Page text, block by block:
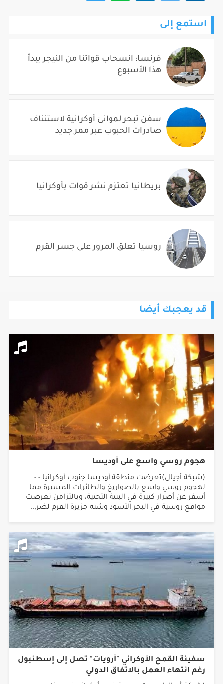
استمع إلى
فرنسا: انسحاب قواتنا من النيجر يبدأ
هذا الأسبوع
سفن تبحر لموانئ أوكرانية لاستئناف
صادرات الحبوب عبر ممر جديد
بريطانيا تعتزم نشر قوات بأوكرانيا
روسيا تعلق المرور على جسر القرم
قد يعجبك أيضا
هجوم روسي واسع على أوديسا
(شبكة أجيال)تعرضت منطقة أوديسا جنوب أوكرانيا - -
لهجوم روسي واسع بالصواريخ والطائرات المسيرة مما
أسفر عن أضرار كبيرة في البنية التحتية، وبالتزامن تعرضت
مواقع روسية في البحر الأسود وشبه جزيرة القرم لضر...
سفينة القمح الأوكراني "أرويات" تصل إلى إسطنبول
رغم انتهاء العمل بالاتفاق الدولي